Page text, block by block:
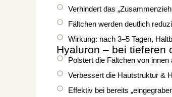
Verhindert das
Fältchen werden deutlich
Wirkung: nach 3–5 Tagen,
Hyaluron – bei tieferen
Polstert die Fältchen von innen
Verbessert die Hautstruktur &
Effektiv bei bereits